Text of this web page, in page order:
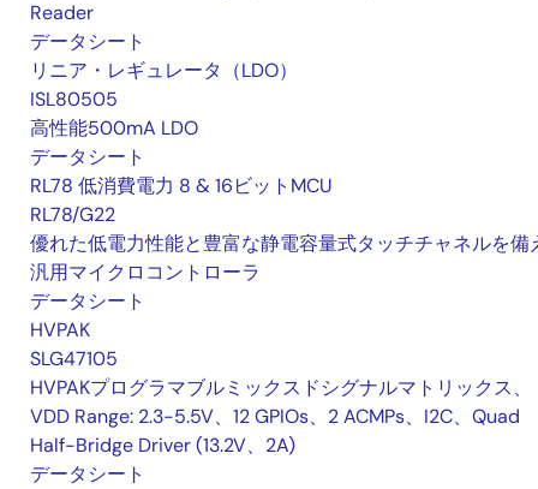
Reader
データシート
リニア・レギュレータ（LDO）
ISL80505
高性能500mA LDO
データシート
RL78 低消費電力 8 & 16ビットMCU
RL78/G22
優れた低電力性能と豊富な静電容量式タッチチャネルを備
汎用マイクロコントローラ
データシート
HVPAK
SLG47105
HVPAKプログラマブルミックスドシグナルマトリックス、
VDD Range: 2.3-5.5V、12 GPIOs、2 ACMPs、I2C、Quad
Half-Bridge Driver (13.2V、2A)
データシート